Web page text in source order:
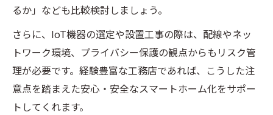
るか」なども比較検討しましょう。
さらに、IoT機器の選定や設置工事の際は、配線やネッ
トワーク環境、プライバシー保護の観点からもリスク管
理が必要です。経験豊富な工務店であれば、こうした注
意点を踏まえた安心・安全なスマートホーム化をサポー
トしてくれます。